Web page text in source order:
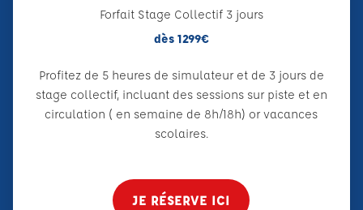
Forfait Stage Collectif 3 jours
dès 1299€
Profitez de 5 heures de simulateur et de 3 jours de
stage collectif, incluant des sessions sur piste et en
circulation ( en semaine de 8h/18h) or vacances
scolaires.
JE RÉSERVE ICI